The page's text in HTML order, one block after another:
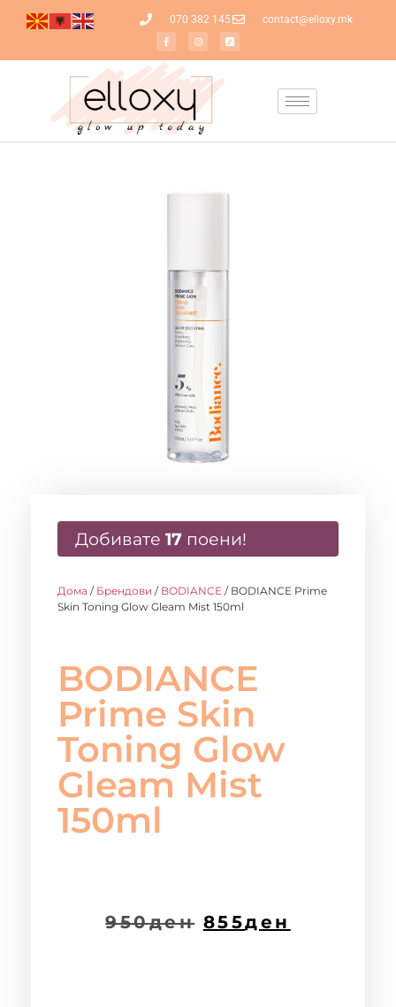
070 382 145 contact@elloxy.mk
Добивате 17 поени!
Дома / Брендови / BODIANCE / BODIANCE Prime
Skin Toning Glow Gleam Mist 150ml
BODIANCE
Prime Skin
Toning Glow
Gleam Mist
150ml
950ден 855ден